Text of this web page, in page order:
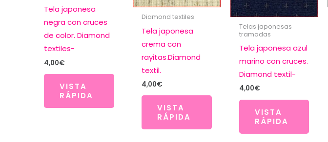
Tela japonesa
negra con cruces
de color. Diamond
textiles-
4,00€
VISTA
RÁPIDA
Diamond textiles
Tela japonesa
crema con
rayitas.Diamond
textil.
4,00€
VISTA
RÁPIDA
Telas japonesas
tramadas
Tela japonesa azul
marino con cruces.
Diamond textil-
4,00€
VISTA
RÁPIDA